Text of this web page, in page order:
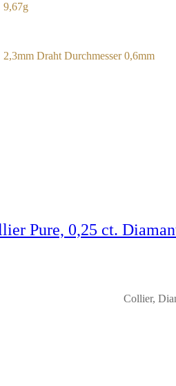
9,67g
2,3mm Draht Durchmesser 0,6mm
Pure, 0,25 ct.
Collier,